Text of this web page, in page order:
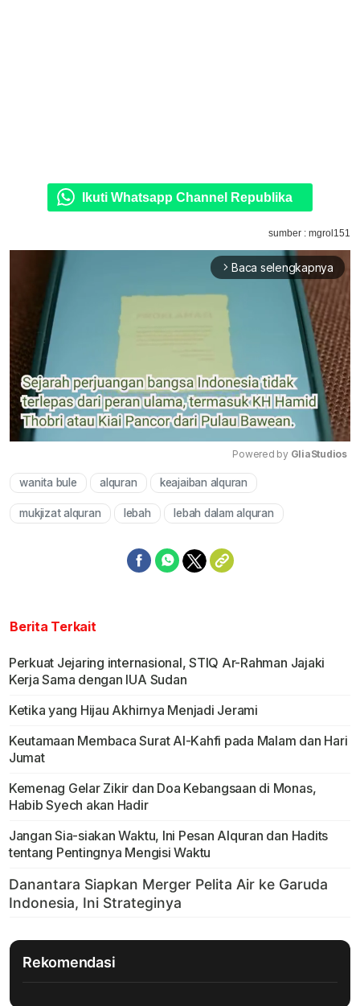
Ikuti Whatsapp Channel Republika
sumber : mgrol151
arrow_forward_ios Baca selengkapnya
Powered by GliaStudios
wanita bule alquran keajaiban alquran
mukjizat alquran lebah lebah dalam alquran
Berita Terkait
Perkuat Jejaring internasional, STIQ Ar-Rahman Jajaki
Kerja Sama dengan IUA Sudan
Ketika yang Hijau Akhirnya Menjadi Jerami
Keutamaan Membaca Surat Al-Kahfi pada Malam dan Hari
Jumat
Kemenag Gelar Zikir dan Doa Kebangsaan di Monas,
Habib Syech akan Hadir
Jangan Sia-siakan Waktu, Ini Pesan Alquran dan Hadits
tentang Pentingnya Mengisi Waktu
Rekomendasi